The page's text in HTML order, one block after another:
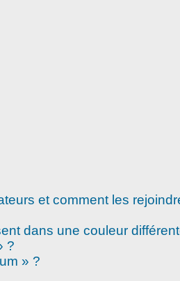
et comment les
dans une couleur
?
» ?